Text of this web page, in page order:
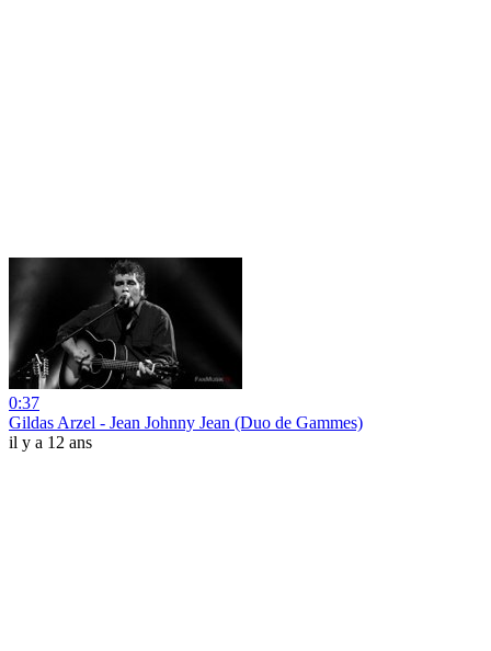
0:37
Gildas Arzel - Jean Johnny Jean (Duo de Gammes)
il y a 12 ans